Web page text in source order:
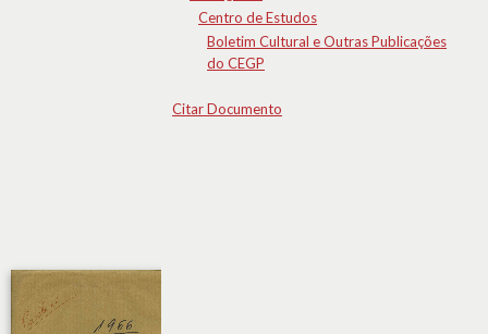
Centro de Estudos
Boletim Cultural e Outras Publicações
do CEGP
Citar Documento